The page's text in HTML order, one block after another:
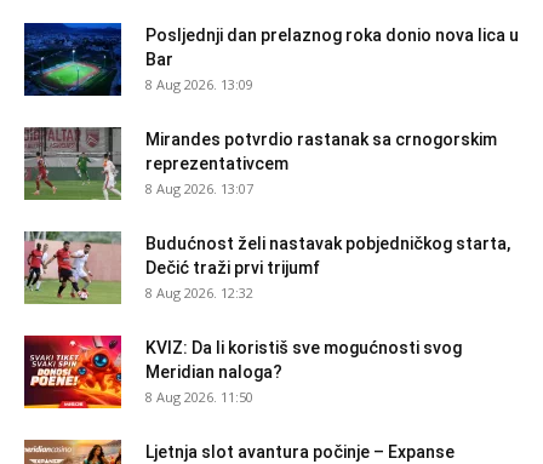
Posljednji dan prelaznog roka donio nova lica u
Bar
8 Aug 2026. 13:09
Mirandes potvrdio rastanak sa crnogorskim
reprezentativcem
8 Aug 2026. 13:07
Budućnost želi nastavak pobjedničkog starta,
Dečić traži prvi trijumf
8 Aug 2026. 12:32
KVIZ: Da li koristiš sve mogućnosti svog
Meridian naloga?
8 Aug 2026. 11:50
Ljetnja slot avantura počinje – Expanse